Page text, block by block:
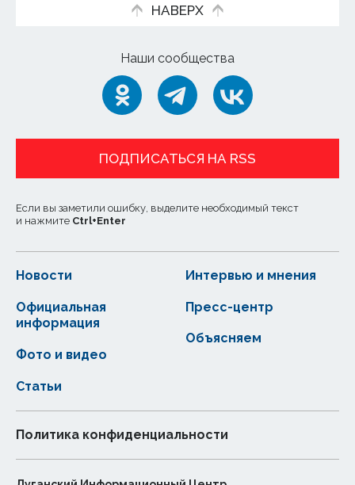
НАВЕРХ
Наши сообщества
ПОДПИСАТЬСЯ НА RSS
Если вы заметили ошибку, выделите необходимый текст
и нажмите Ctrl+Enter
Новости
Статьи
Официальная
информация
Интервью и мнения
Фото и видео
Пресс-центр
Объясняем
Политика конфиденциальности